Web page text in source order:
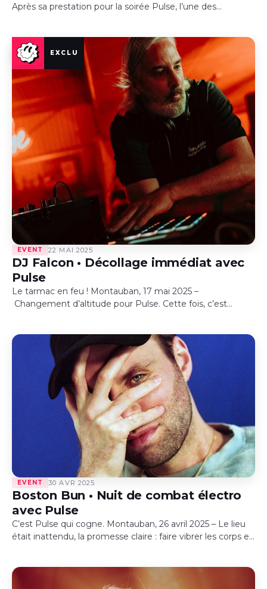
Après sa prestation pour la soirée Pulse, l’une des
EVENT 22 MAI 2025
DJ Falcon • Décollage immédiat avec
Pulse
Le tarmac en feu ! Montauban, 17 mai 2025 –
Changement d’altitude pour Pulse. Cette fois, c’est
EVENT 30 AVR 2025
Boston Bun • Nuit de combat électro
avec Pulse
C’est Pulse qui cogne. Montauban, 26 avril 2025 – Le lieu
était inattendu, la promesse claire : faire vibrer les corps et